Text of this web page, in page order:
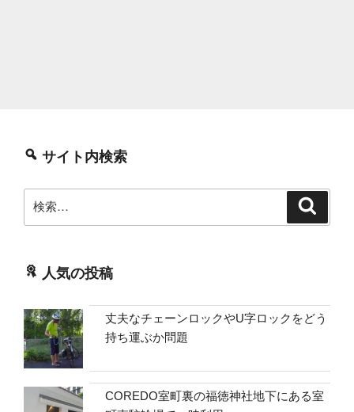
サイト内検索
索:
人気の投稿
丈夫なチェーンロックやU字ロックをどう
持ち運ぶか問題
COREDO室町裏の福徳神社地下にある室